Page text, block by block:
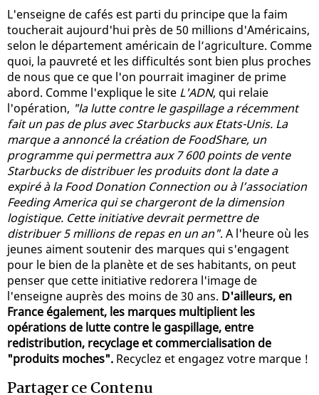
L'enseigne de cafés est parti du principe que la faim
toucherait aujourd'hui près de 50 millions d'Américains,
selon le département américain de l’agriculture. Comme
quoi, la pauvreté et les difficultés sont bien plus proches
de nous que ce que l'on pourrait imaginer de prime
abord. Comme l'explique le site L'ADN, qui relaie
l'opération, "la lutte contre le gaspillage a récemment
fait un pas de plus avec Starbucks aux Etats-Unis. La
marque a annoncé la création de FoodShare, un
programme qui permettra aux 7 600 points de vente
Starbucks de distribuer les produits dont la date a
expiré à la Food Donation Connection ou à l’association
Feeding America qui se chargeront de la dimension
logistique. Cette initiative devrait permettre de
distribuer 5 millions de repas en un an". A l'heure où les
jeunes aiment soutenir des marques qui s'engagent
pour le bien de la planète et de ses habitants, on peut
penser que cette initiative redorera l'image de
l'enseigne auprès des moins de 30 ans. D'ailleurs, en
France également, les marques multiplient les
opérations de lutte contre le gaspillage, entre
redistribution, recyclage et commercialisation de
"produits moches". Recyclez et engagez votre marque !
Partager ce Contenu